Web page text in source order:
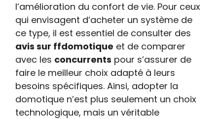
l’amélioration du confort de vie. Pour ceux
qui envisagent d’acheter un système de
ce type, il est essentiel de consulter des
avis sur ffdomotique et de comparer
avec les concurrents pour s’assurer de
faire le meilleur choix adapté à leurs
besoins spécifiques. Ainsi, adopter la
domotique n’est plus seulement un choix
technologique, mais un véritable